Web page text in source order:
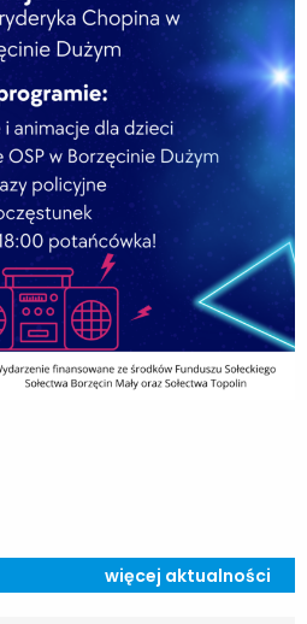
więcej aktualności